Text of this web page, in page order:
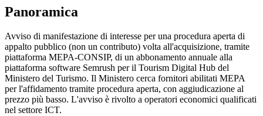
Panoramica
Avviso di manifestazione di interesse per una procedura aperta di
appalto pubblico (non un contributo) volta all'acquisizione, tramite
piattaforma MEPA-CONSIP, di un abbonamento annuale alla
piattaforma software Semrush per il Tourism Digital Hub del
Ministero del Turismo. Il Ministero cerca fornitori abilitati MEPA
per l'affidamento tramite procedura aperta, con aggiudicazione al
prezzo più basso. L'avviso è rivolto a operatori economici qualificati
nel settore ICT.